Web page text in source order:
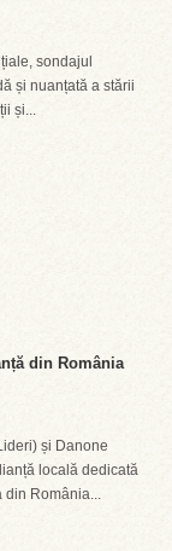
sondajul
și nuanțată a stării
și...
din România
și Danone
locală dedicată
din România...